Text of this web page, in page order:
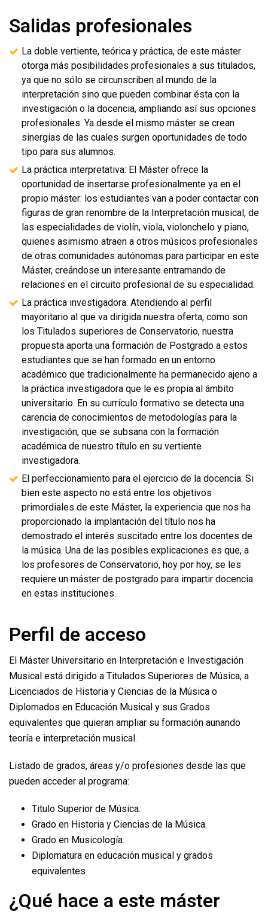
Salidas profesionales
La doble vertiente, teórica y práctica, de este máster
otorga más posibilidades profesionales a sus titulados,
ya que no sólo se circunscriben al mundo de la
interpretación sino que pueden combinar ésta con la
investigación o la docencia, ampliando así sus opciones
profesionales. Ya desde el mismo máster se crean
sinergias de las cuales surgen oportunidades de todo
tipo para sus alumnos.
La práctica interpretativa: El Máster ofrece la
oportunidad de insertarse profesionalmente ya en el
propio máster: los estudiantes van a poder contactar con
figuras de gran renombre de la Interpretación musical, de
las especialidades de violín, viola, violonchelo y piano,
quienes asimismo atraen a otros músicos profesionales
de otras comunidades autónomas para participar en este
Máster, creándose un interesante entramando de
relaciones en el circuito profesional de su especialidad.
La práctica investigadora: Atendiendo al perfil
mayoritario al que va dirigida nuestra oferta, como son
los Titulados superiores de Conservatorio, nuestra
propuesta aporta una formación de Postgrado a estos
estudiantes que se han formado en un entorno
académico que tradicionalmente ha permanecido ajeno a
la práctica investigadora que le es propia al ámbito
universitario. En su currículo formativo se detecta una
carencia de conocimientos de metodologías para la
investigación, que se subsana con la formación
académica de nuestro título en su vertiente
investigadora.
El perfeccionamiento para el ejercicio de la docencia: Si
bien este aspecto no está entre los objetivos
primordiales de este Máster, la experiencia que nos ha
proporcionado la implantación del título nos ha
demostrado el interés suscitado entre los docentes de
la música. Una de las posibles explicaciones es que, a
los profesores de Conservatorio, hoy por hoy, se les
requiere un máster de postgrado para impartir docencia
en estas instituciones.
Perfil de acceso
El Máster Universitario en Interpretación e Investigación
Musical está dirigido a Titulados Superiores de Música, a
Licenciados de Historia y Ciencias de la Música o
Diplomados en Educación Musical y sus Grados
equivalentes que quieran ampliar su formación aunando
teoría e interpretación musical.
Listado de grados, áreas y/o profesiones desde las que
pueden acceder al programa:
Titulo Superior de Música.
Grado en Historia y Ciencias de la Música.
Grado en Musicología.
Diplomatura en educación musical y grados
equivalentes
¿Qué hace a este máster